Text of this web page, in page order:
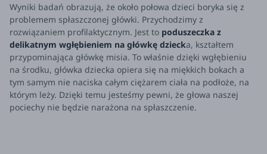
Wyniki badań obrazują, że około połowa dzieci boryka się z
problemem spłaszczonej główki. Przychodzimy z
rozwiązaniem profilaktycznym. Jest to poduszeczka z
delikatnym wgłębieniem na główkę dziecka, kształtem
przypominająca główkę misia. To właśnie dzięki wgłębieniu
na środku, główka dziecka opiera się na miękkich bokach a
tym samym nie naciska całym ciężarem ciała na podłoże, na
którym leży. Dzięki temu jesteśmy pewni, że głowa naszej
pociechy nie będzie narażona na spłaszczenie.